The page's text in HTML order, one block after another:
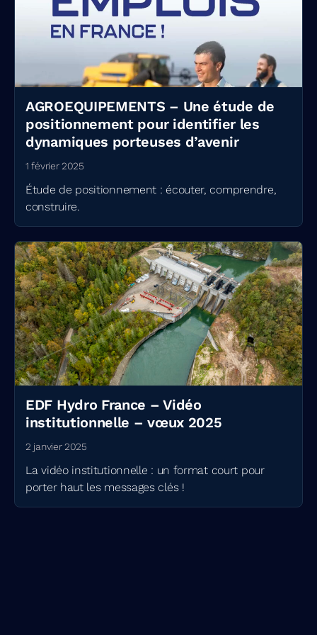
AGROEQUIPEMENTS – Une étude de
positionnement pour identifier les
dynamiques porteuses d’avenir
1 février 2025
Étude de positionnement : écouter, comprendre,
construire.
EDF Hydro France – Vidéo
institutionnelle – vœux 2025
2 janvier 2025
La vidéo institutionnelle : un format court pour
porter haut les messages clés !